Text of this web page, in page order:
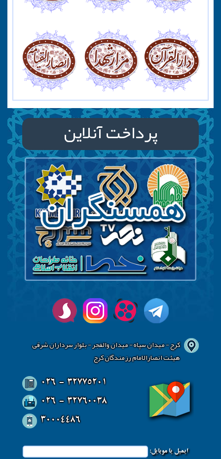
پرداخت آنلاین
کرج - میدان سپاه - میدان والفجر - بلوار سرداران شرقی
هیئت انصارالامام رزمندگان کرج
026 - 32775201
026 - 32760038
30004486
ایمیل یا موبایل: